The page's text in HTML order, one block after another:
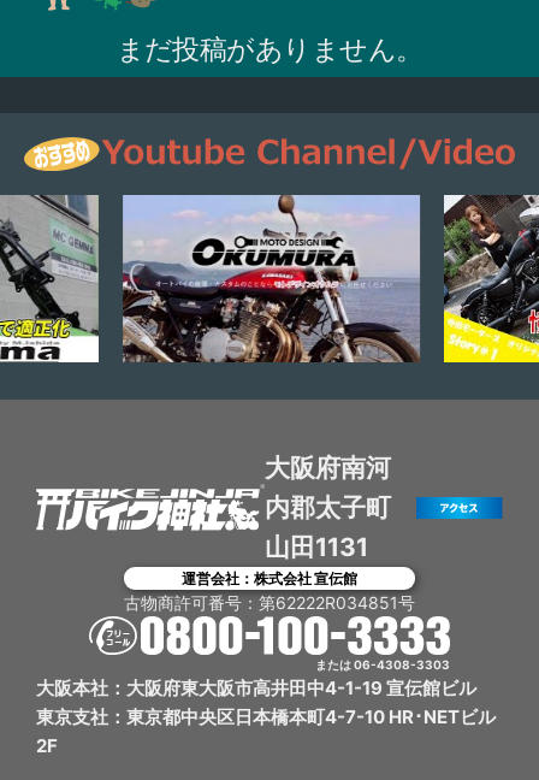
まだ投稿がありません。
大阪府南河
内郡太子町
山田1131
運営会社：株式会社 宣伝館
古物商許可番号：第62222R034851号
または 06-4308-3303
大阪本社：大阪府東大阪市高井田中4-1-19 宣伝館ビル
東京支社：東京都中央区日本橋本町4-7-10 HR･NETビル
2F